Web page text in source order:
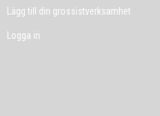
Lägg till din grossistverksamhet
Logga in